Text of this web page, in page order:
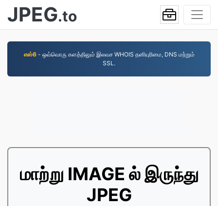
JPEG.to
எஸ்6- ஒவ்வொரு களத்திலும் இலவச WHOIS தனியுரிமை, DNS மற்றும்
SSL.
மாற்று IMAGE ல் இருந்து
JPEG